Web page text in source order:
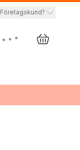
Företagskund?